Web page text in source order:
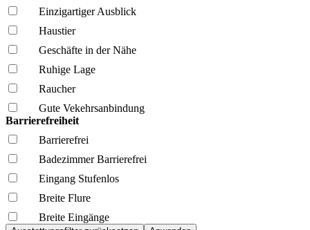
Einzigartiger Ausblick
Haustier
Geschäfte in der Nähe
Ruhige Lage
Raucher
Gute Vekehrsanbindung
Barrierefreiheit
Barrierefrei
Badezimmer Barrierefrei
Eingang Stufenlos
Breite Flure
Breite Eingänge